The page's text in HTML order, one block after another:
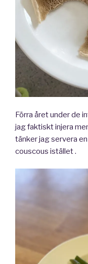
Förra året under de
jag faktiskt injera
tänker jag servera
couscous istället .